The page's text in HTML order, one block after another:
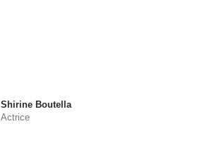
Shirine Boutella
Actrice